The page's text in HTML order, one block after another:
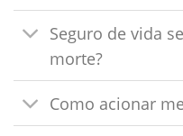
Seguro de vida
morte?
Como acionar